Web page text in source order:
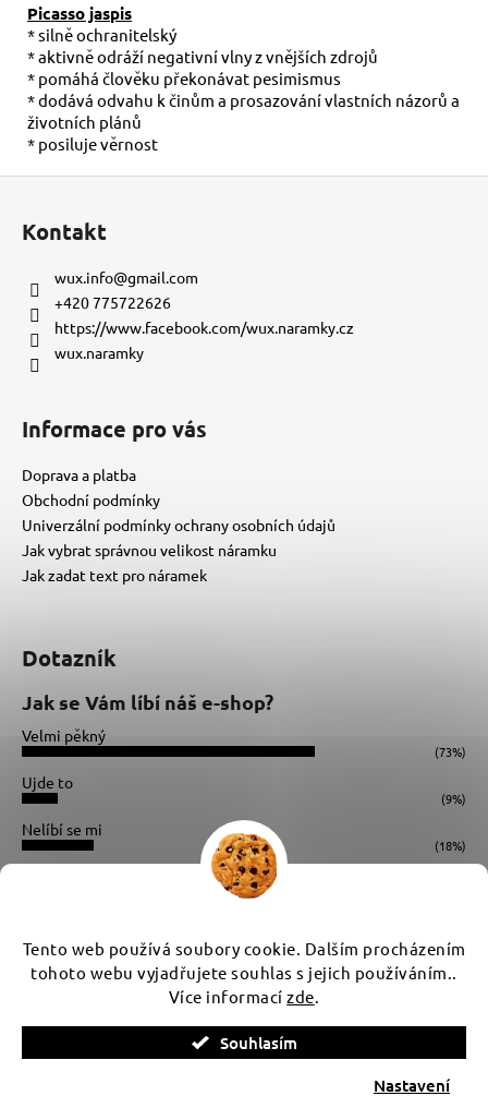
Tento web používá soubory cookie. Dalším procházením
tohoto webu vyjadřujete souhlas s jejich používáním..
Více informacízde.
Souhlasím
Nastavení
Picasso jaspis
* silně ochranitelský
* aktivně odráží negativní vlny z vnějších zdrojů
* pomáhá člověku překonávat pesimismus
* dodává odvahu k činům a prosazování vlastních názorů a
životních plánů
* posiluje věrnost
Kontakt
wux.info@gmail.com
+420 775722626
https://www.facebook.com/wux.naramky.cz
wux.naramky
Informace pro vás
Doprava a platba
Obchodní podmínky
Univerzální podmínky ochrany osobních údajů
Jak vybrat správnou velikost náramku
Jak zadat text pro náramek
Dotazník
Jak se Vám líbí náš e-shop?
Velmi pěkný
(73%)
Ujde to
(9%)
Nelíbí se mi
(18%)
Instagram
WUX. Všechna práva vyhrazena.